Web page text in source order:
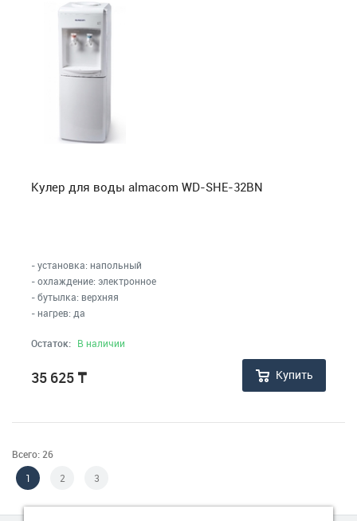
Кулер для воды almacom WD-SHE-32BN
- установка: напольный
- охлаждение: электронное
- бутылка: верхняя
- нагрев: да
Остаток: В наличии
35 625 ₸ Купить
Всего: 26
1
2 3